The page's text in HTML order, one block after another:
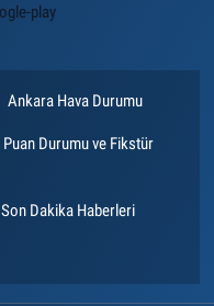
Ankara Hava Durumu
Puan Durumu ve Fikstür
Son Dakika Haberleri